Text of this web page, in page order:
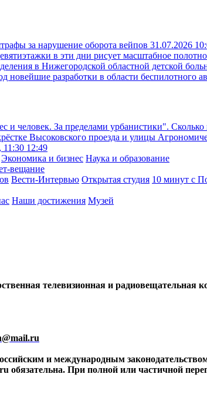
за нарушение оборота вейпов 31.07.2026
в эти дни рисует масштабное
в Нижегородской областной детской
разработки в области беспилотного
и человек. За пределами урбанистики".
Высоковского проезда и улицы
11:30 12:49
Экономика и бизнес Наука и образование
вещание
Вести-Интервью Открытая студия 10 минут с
Наши достижения Музей
телевизионная и
и международным
При полной или частичной